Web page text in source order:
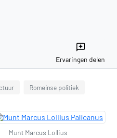
reviews
Ervaringen delen
Romeinse politiek
Munt Marcus Lollius